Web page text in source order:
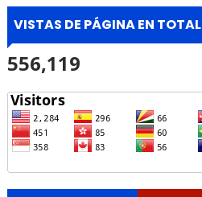
VISTAS DE PÁGINA EN TOTAL
556,119